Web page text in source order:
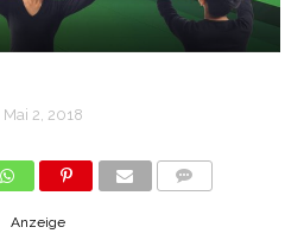
Mai 2, 2018
Anzeige